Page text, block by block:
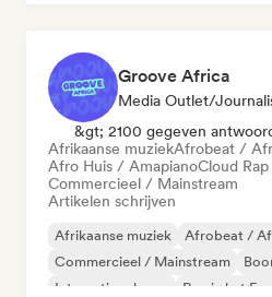
Groove Africa
Media Outlet/
&gt; 2100 gegeven
Afrikaanse muziekAfrobeat /
Afro Huis / AmapianoCloud
Commercieel / Mainstream
Artikelen schrijven
Afrikaanse muziek
Afrobeat /
Commercieel / Mainstream
Internationale rap
Rap in het